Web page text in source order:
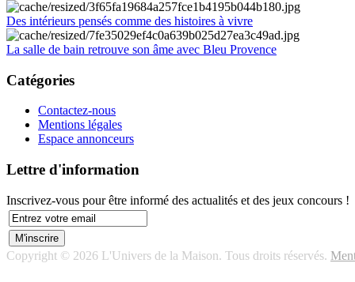
Des intérieurs pensés comme des histoires à vivre
La salle de bain retrouve son âme avec Bleu Provence
Catégories
Contactez-nous
Mentions légales
Espace annonceurs
Lettre d'information
Inscrivez-vous pour être informé des actualités et des jeux concours !
Copyright © 2026 L'Univers de la Maison. Tous droits réservés.